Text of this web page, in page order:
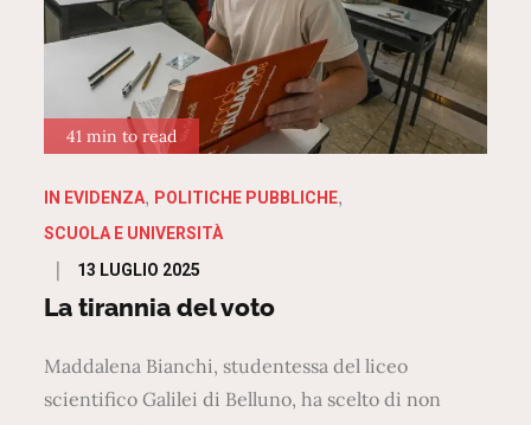
41 min to read
IN EVIDENZA
POLITICHE PUBBLICHE
SCUOLA E UNIVERSITÀ
Posted
on
13 LUGLIO 2025
La tirannia del voto
Maddalena Bianchi, studentessa del liceo
scientifico Galilei di Belluno, ha scelto di non